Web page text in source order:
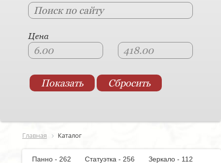
Цена
Главная Каталог
Панно - 262 Статуэтка - 256
Зеркало - 112